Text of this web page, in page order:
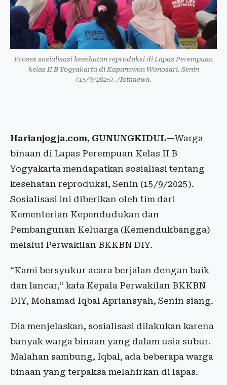
Proses sosialisasi kesehatan reproduksi di Lapas Perempuan
kelas II B Yogyakarta di Kapanewon Wonosari. Senin
(15/9/2025). /Istimewa.
Harianjogja.com, GUNUNGKIDUL—Warga
binaan di Lapas Perempuan Kelas II B
Yogyakarta mendapatkan sosialiasi tentang
kesehatan reproduksi, Senin (15/9/2025).
Sosialisasi ini diberikan oleh tim dari
Kementerian Kependudukan dan
Pembangunan Keluarga (Kemendukbangga)
melalui Perwakilan BKKBN DIY.
“Kami bersyukur acara berjalan dengan baik
dan lancar,” kata Kepala Perwakilan BKKBN
DIY, Mohamad Iqbal Apriansyah, Senin siang.
Dia menjelaskan, sosialisasi dilakukan karena
banyak warga binaan yang dalam usia subur.
Malahan sambung, Iqbal, ada beberapa warga
binaan yang terpaksa melahirkan di lapas.